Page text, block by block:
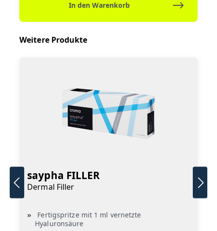
In den Warenkorb
Weitere Produkte
saypha FILLER
Dermal Filler
Fertigspritze mit 1 ml vernetzte
Hyaluronsäure